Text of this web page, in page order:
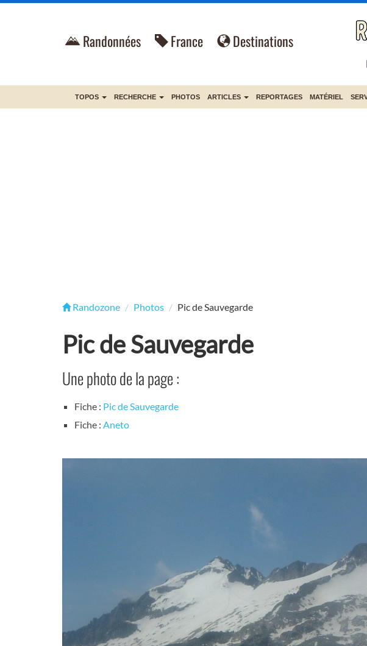
Randonnées France Destinations
TOPOS RECHERCHE PHOTOS ARTICLES REPORTAGES MATÉRIEL
Randozone Photos Pic de Sauvegarde
Pic de Sauvegarde
Une photo de la page :
Fiche : Pic de Sauvegarde
Fiche : Aneto